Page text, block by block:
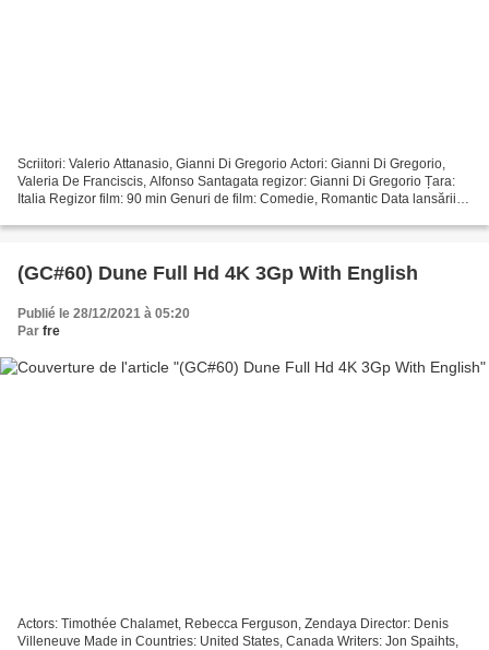
Scriitori: Valerio Attanasio, Gianni Di Gregorio Actori: Gianni Di Gregorio,
Valeria De Franciscis, Alfonso Santagata regizor: Gianni Di Gregorio Țara:
Italia Regizor film: 90 min Genuri de film: Comedie, Romantic Data lansării
(GC#60) Dune Full Hd 4K 3Gp With English
Publié le 28/12/2021 à 05:20
Par fre
Actors: Timothée Chalamet, Rebecca Ferguson, Zendaya Director: Denis
Villeneuve Made in Countries: United States, Canada Writers: Jon Spaihts,